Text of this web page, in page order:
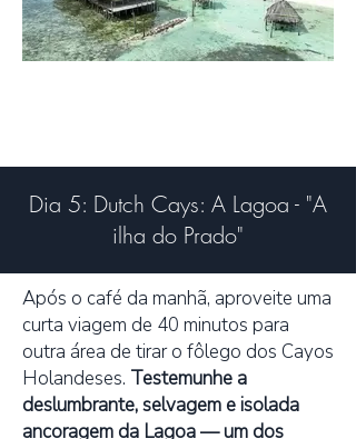
Dia 5: Dutch Cays: A Lagoa - "A
ilha do Prado"
Após o café da manhã, aproveite uma
curta viagem de 40 minutos para
outra área de tirar o fôlego dos Cayos
Holandeses. Testemunhe a
deslumbrante, selvagem e isolada
ancoragem da Lagoa — um dos